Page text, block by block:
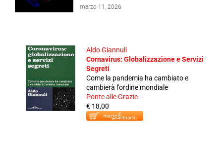
marzo 11, 2026
Aldo Giannuli
Cornavirus: Globalizzazione e Servizi
Segreti
Come la pandemia ha cambiato e
cambierà l'ordine mondiale
Ponte alle Grazie
€ 18,00